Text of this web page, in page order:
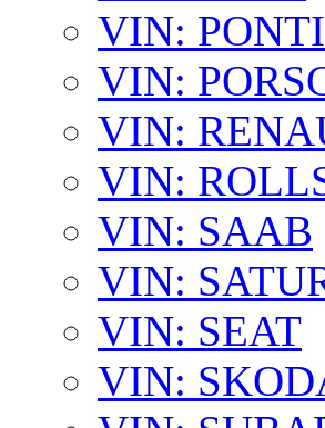
VIN:
VIN:
VIN:
VIN:
VIN: SAAB
VIN:
VIN: SEAT
VIN: